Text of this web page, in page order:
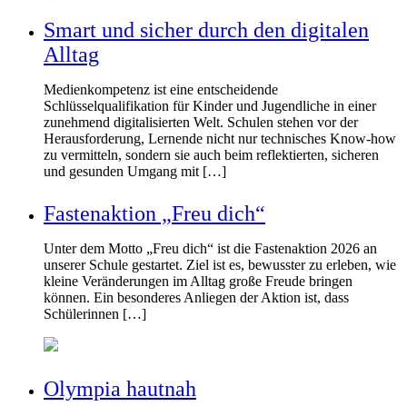
Smart und sicher durch den digitalen
Alltag
Medienkompetenz ist eine entscheidende
Schlüsselqualifikation für Kinder und Jugendliche in einer
zunehmend digitalisierten Welt. Schulen stehen vor der
Herausforderung, Lernende nicht nur technisches Know-how
zu vermitteln, sondern sie auch beim reflektierten, sicheren
und gesunden Umgang mit […]
Fastenaktion „Freu dich“
Unter dem Motto „Freu dich“ ist die Fastenaktion 2026 an
unserer Schule gestartet. Ziel ist es, bewusster zu erleben, wie
kleine Veränderungen im Alltag große Freude bringen
können. Ein besonderes Anliegen der Aktion ist, dass
Schülerinnen […]
Olympia hautnah